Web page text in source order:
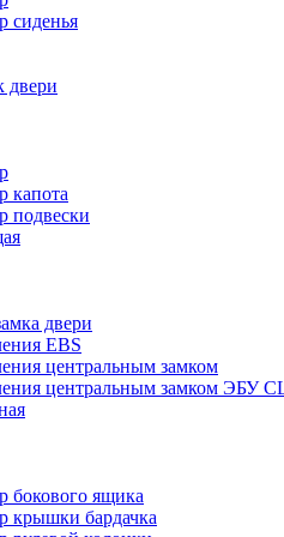
сиденья
двери
капота
подвески
двери
EBS
центральным замком
центральным замком ЭБУ
бокового ящика
крышки бардачка